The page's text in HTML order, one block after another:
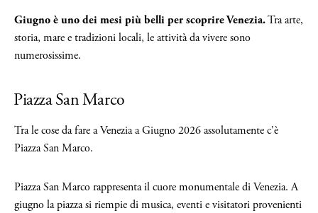
Giugno è uno dei mesi più belli per scoprire Venezia.Tra arte,
storia, mare e tradizioni locali, le attività da vivere sono
numerosissime.
Piazza San Marco
Tra le cose da fare a Venezia a Giugno 2026 assolutamente c'è
Piazza San Marco.
Piazza San Marco rappresenta il cuore monumentale di Venezia. A
giugno la piazza si riempie di musica, eventi e visitatori provenienti